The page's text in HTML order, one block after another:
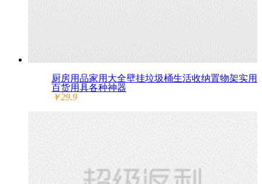
厨房用品家用大全壁挂垃圾桶生活收纳置物架实用
百货用具各种神器
￥29.9